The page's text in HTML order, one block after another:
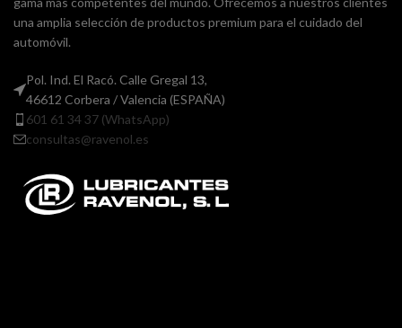
una amplia selección de productos premium para el cuidado del
automóvil.
Pol. Ind. El Racó. Calle Gregal 13,
46612 Corbera / Valencia (ESPAÑA)
601 61 34 37 (WhatsApp)
consultas@ravenol.es